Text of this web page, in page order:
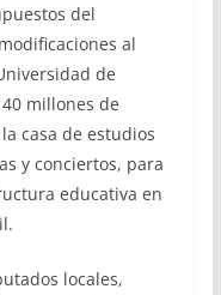
del
al
de
millones de
casa de estudios
y conciertos, para
educativa en
locales,